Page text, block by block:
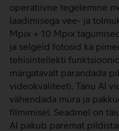
operatiivne tegelemine
laadimisega vee- ja
Mpix + 10 Mpix
ja selgeid fotosid ka
tehisintellekti
märgatavalt parandada
videokvaliteeti. Tänu AI
vähendada müra ja
filmimisel. Seadmel on
AI pakub paremat